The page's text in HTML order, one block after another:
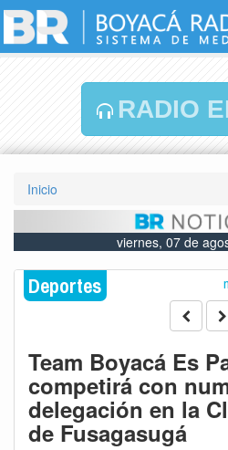
RADIO
Inicio
viernes, 07 de
Deportes
Team Boyacá Es
competirá con
delegación en la
de Fusagasugá